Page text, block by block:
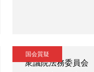
国会質疑
衆議院法務委員